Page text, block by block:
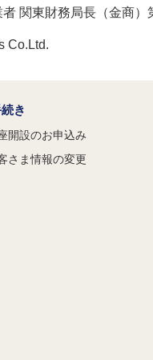
関東財務局長（金商）
Co.Ltd.
き
開設のお申込み
さま情報の変更